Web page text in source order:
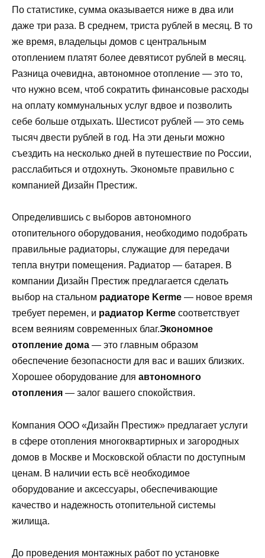
По статистике, сумма оказывается ниже в два или
даже три раза. В среднем, триста рублей в месяц. В то
же время, владельцы домов с центральным
отоплением платят более девятисот рублей в месяц.
Разница очевидна, автономное отопление — это то,
что нужно всем, чтоб сократить финансовые расходы
на оплату коммунальных услуг вдвое и позволить
себе больше отдыхать. Шестисот рублей — это семь
тысяч двести рублей в год. На эти деньги можно
съездить на несколько дней в путешествие по России,
расслабиться и отдохнуть. Экономьте правильно с
компанией Дизайн Престиж.
Определившись с выборов автономного
отопительного оборудования, необходимо подобрать
правильные радиаторы, служащие для передачи
тепла внутри помещения. Радиатор — батарея. В
компании Дизайн Престиж предлагается сделать
выбор на стальном радиаторе Kerme — новое время
требует перемен, и радиатор Kerme соответствует
всем веяниям современных благ.Экономное
отопление дома — это главным образом
обеспечение безопасности для вас и ваших близких.
Хорошее оборудование для автономного
отопления — залог вашего спокойствия.
Компания ООО «Дизайн Престиж» предлагает услуги
в сфере отопления многоквартирных и загородных
домов в Москве и Московской области по доступным
ценам. В наличии есть всё необходимое
оборудование и аксессуары, обеспечивающие
качество и надежность отопительной системы
жилища.
До проведения монтажных работ по установке